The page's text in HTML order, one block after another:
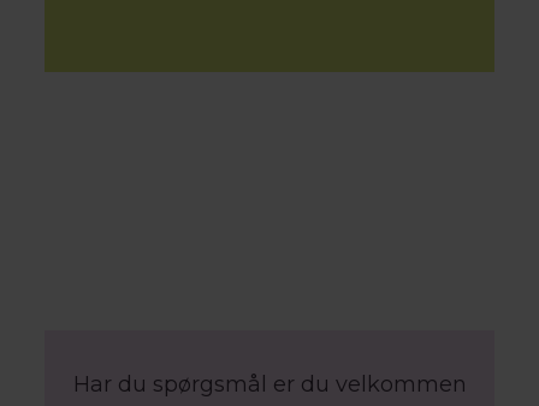
Har du spørgsmål er du velkommen